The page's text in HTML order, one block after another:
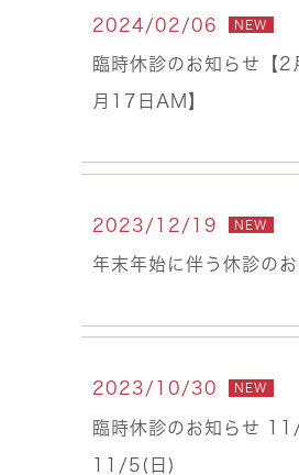
2024/02/06 NEW
臨時休診のお知らせ【
月17日AM】
2023/12/19 NEW
年末年始に伴う休診の
2023/10/30 NEW
臨時休診のお知らせ
11/5(日)